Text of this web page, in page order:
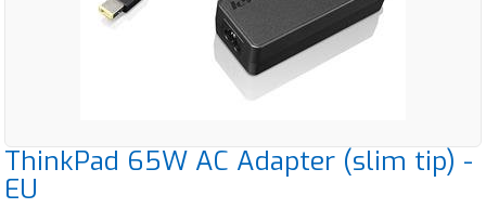
ThinkPad 65W AC Adapter (slim tip) -
EU